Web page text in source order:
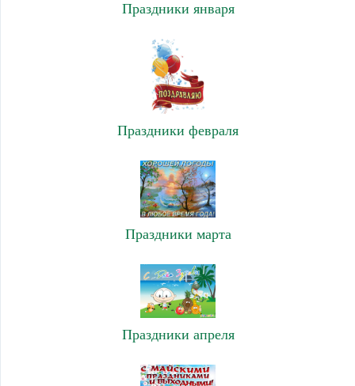
Праздники января
Праздники февраля
Праздники марта
Праздники апреля